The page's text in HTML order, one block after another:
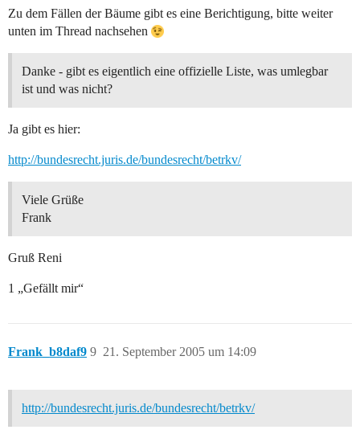
Zu dem Fällen der Bäume gibt es eine Berichtigung, bitte weiter
unten im Thread nachsehen
Danke - gibt es eigentlich eine offizielle Liste, was umlegbar
ist und was nicht?
Ja gibt es hier:
http://bundesrecht.juris.de/bundesrecht/betrkv/
Viele Grüße
Frank
Gruß Reni
1 „Gefällt mir“
Frank_b8daf9 21. September 2005 um 14:09
9
http://bundesrecht.juris.de/bundesrecht/betrkv/